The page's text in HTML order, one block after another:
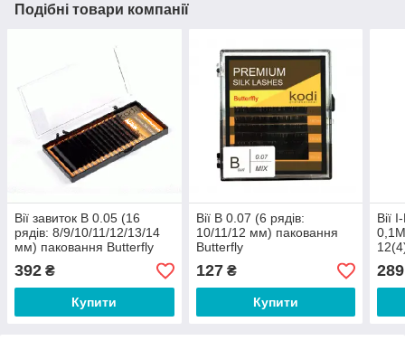
Подібні товари компанії
Вії завиток B 0.05 (16
рядів: 8/9/10/11/12/13/14
мм) паковання Butterfly
392 ₴
Купити
Вії B 0.07 (6 рядів:
10/11/12 мм) паковання
Butterfly
127₴
Купити
Вії
289